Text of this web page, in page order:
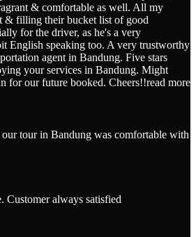
& comfortable as well. All my
& filling their bucket list of good
for the driver, as he's a very
English speaking too. A very trustworthy
agent in Bandung. Five stars
your services in Bandung. Might
for our future booked. Cheers!!read more
tour in Bandung was comfortable with
Customer always satisfied